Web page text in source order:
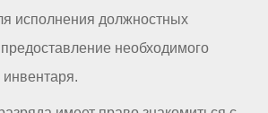
исполнения должностных
необходимого